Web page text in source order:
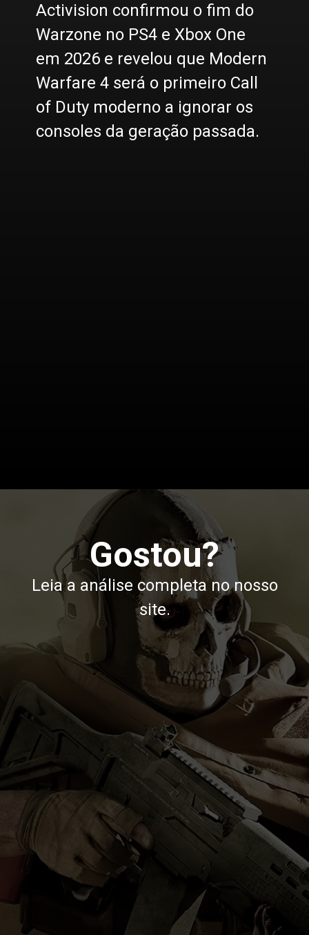
Activision confirmou o fim do
Warzone no PS4 e Xbox One
em 2026 e revelou que Modern
Warfare 4 será o primeiro Call
of Duty moderno a ignorar os
consoles da geração passada.
/noticias/call-of-duty-fim-suporte-ps4-xbox-one
Gostou?
Leia a análise completa no nosso
site.